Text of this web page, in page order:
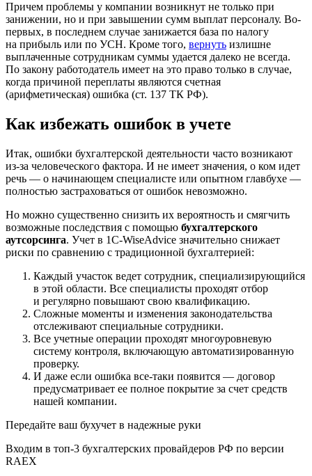
Причем проблемы у компании возникнут не только при
занижении, но и при завышении сумм выплат персоналу. Во-
первых, в последнем случае занижается база по налогу
на прибыль или по УСН. Кроме того, вернуть излишне
выплаченные сотрудникам суммы удается далеко не всегда.
По закону работодатель имеет на это право только в случае,
когда причиной переплаты являются счетная
(арифметическая) ошибка (ст. 137 ТК РФ).
Как избежать ошибок в учете
Итак, ошибки бухгалтерской деятельности часто возникают
из-за человеческого фактора. И не имеет значения, о ком идет
речь — о начинающем специалисте или опытном главбухе —
полностью застраховаться от ошибок невозможно.
Но можно существенно снизить их вероятность и смягчить
возможные последствия с помощью бухгалтерского
аутсорсинга. Учет в 1C-WiseAdvice значительно снижает
риски по сравнению с традиционной бухгалтерией:
Каждый участок ведет сотрудник, специализирующийся
в этой области. Все специалисты проходят отбор
и регулярно повышают свою квалификацию.
Сложные моменты и изменения законодательства
отслеживают специальные сотрудники.
Все учетные операции проходят многоуровневую
систему контроля, включающую автоматизированную
проверку.
И даже если ошибка все-таки появится — договор
предусматривает ее полное покрытие за счет средств
нашей компании.
Передайте ваш бухучет в надежные руки
Входим в топ-3 бухгалтерских провайдеров РФ по версии
RAEX